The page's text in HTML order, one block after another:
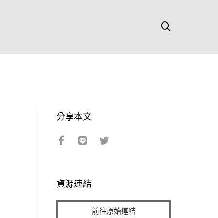
分享本文
資源連結
前往原始連結